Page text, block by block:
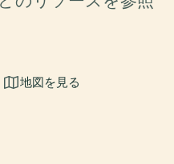
地図を見る